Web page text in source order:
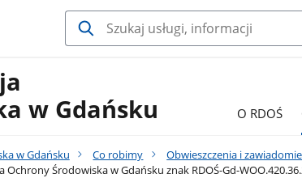
w Gdańsku
O RDOŚ
w Gdańsku Co robimy Obwieszczenia i
Środowiska w Gdańsku znak RDOŚ-Gd-